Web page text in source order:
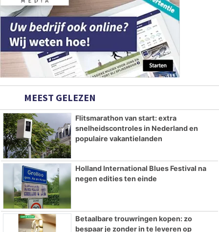
MEEST GELEZEN
Flitsmarathon van start: extra
snelheidscontroles in Nederland en
populaire vakantielanden
Holland International Blues Festival na
negen edities ten einde
Betaalbare trouwringen kopen: zo
bespaar je zonder in te leveren op